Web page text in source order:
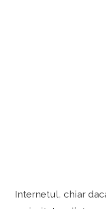
Internetul, chiar